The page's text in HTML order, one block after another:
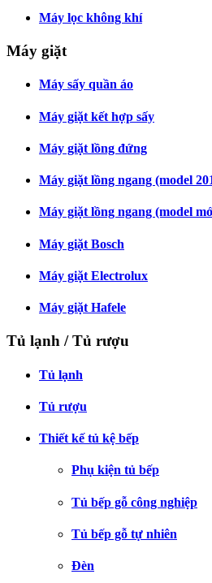
Máy lọc không khí
Máy giặt
Máy sấy quần áo
Máy giặt kết hợp sấy
Máy giặt lồng đứng
Máy giặt lồng ngang (model
Máy giặt lồng ngang (model
Máy giặt Bosch
Máy giặt Electrolux
Máy giặt Hafele
Tủ lạnh / Tủ rượu
Tủ lạnh
Tủ rượu
Thiết kế tủ kệ bếp
Phụ kiện tủ bếp
Tủ bếp gỗ công nghiệp
Tủ bếp gỗ tự nhiên
Đèn